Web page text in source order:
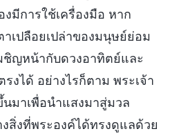
มีการใช้เครื่องมือ หาก
เปลือยเปล่าของมนุษย์ย่อม
ชิญหน้ากับดวงอาทิตย์และ
งได้ อย่างไรก็ตาม พระเจ้า
มาเพื่อนำแสงมาสู่มวล
สิ่งที่พระองค์ได้ทรงดูแลด้วย